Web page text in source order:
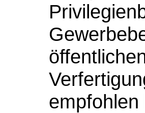
empfohlen